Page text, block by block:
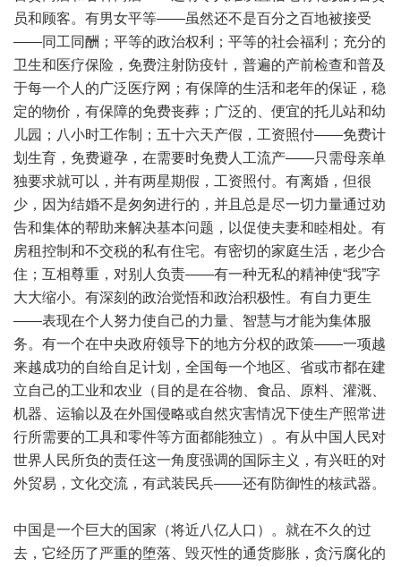
员和顾客。有男女平等——虽然还不是百分之百地被接受
——同工同酬；平等的政治权利；平等的社会福利；充分的
卫生和医疗保险，免费注射防疫针，普遍的产前检查和普及
于每一个人的广泛医疗网；有保障的生活和老年的保证，稳
定的物价，有保障的免费丧葬；广泛的、便宜的托儿站和幼
儿园；八小时工作制；五十六天产假，工资照付——免费计
划生育，免费避孕，在需要时免费人工流产——只需母亲单
独要求就可以，并有两星期假，工资照付。有离婚，但很
少，因为结婚不是匆匆进行的，并且总是尽一切力量通过劝
告和集体的帮助来解决基本问题，以促使夫妻和睦相处。有
房租控制和不交税的私有住宅。有密切的家庭生活，老少合
住；互相尊重，对别人负责——有一种无私的精神使“我”字
大大缩小。有深刻的政治觉悟和政治积极性。有自力更生
——表现在个人努力使自己的力量、智慧与才能为集体服
务。有一个在中央政府领导下的地方分权的政策——一项越
来越成功的自给自足计划，全国每一个地区、省或市都在建
立自己的工业和农业（目的是在谷物、食品、原料、灌溉、
机器、运输以及在外国侵略或自然灾害情况下使生产照常进
行所需要的工具和零件等方面都能独立）。有从中国人民对
世界人民所负的责任这一角度强调的国际主义，有兴旺的对
外贸易，文化交流，有武装民兵——还有防御性的核武器。
中国是一个巨大的国家（将近八亿人口）。就在不久的过
去，它经历了严重的堕落、毁灭性的通货膨胀，贪污腐化的